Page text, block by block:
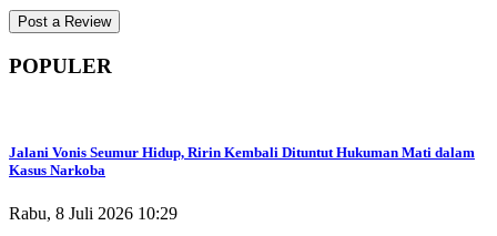
POPULER
Jalani Vonis Seumur Hidup, Ririn Kembali Dituntut Hukuman Mati dalam
Kasus Narkoba
Rabu, 8 Juli 2026 10:29